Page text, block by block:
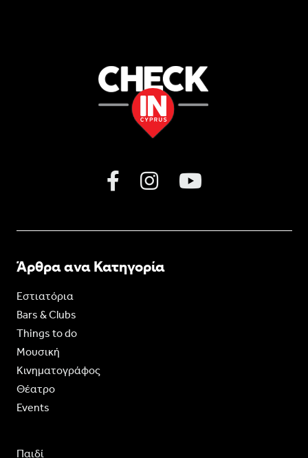
Άρθρα ανα Κατηγορία
Εστιατόρια
Bars & Clubs
Things to do
Moυσική
Κινηματογράφος
Θέατρο
Events
Παιδί